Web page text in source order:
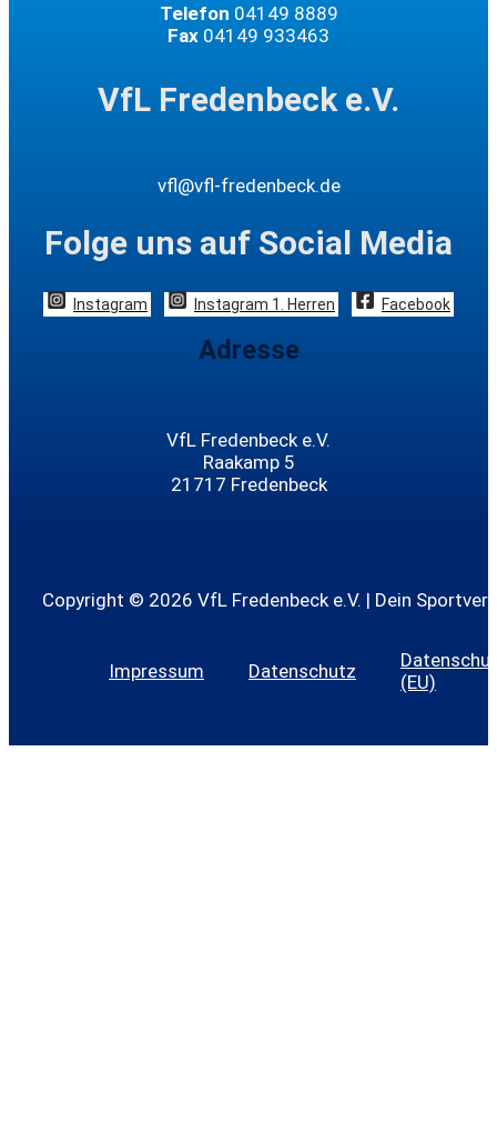
Telefon 04149 8889
Fax 04149 933463
VfL Fredenbeck e.V.
vfl@vfl-fredenbeck.de
Folge uns auf Social Media
Instagram Instagram 1. Herren Facebook
Adresse
VfL Fredenbeck e.V.
Raakamp 5
21717 Fredenbeck
Copyright © 2026 VfL Fredenbeck e.V. | Dein
Impressum Datenschutz
(EU)